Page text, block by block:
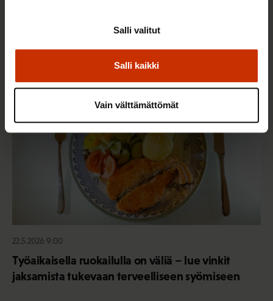
Salli kaikki
Salli valitut
Vain välttämättömät
hyvinvoiva työelämä on yhteinen asia
22.5.2026 9:00
Työaikaisella ruokailulla on väliä – lue vinkit
jaksamista tukevaan terveelliseen syömiseen